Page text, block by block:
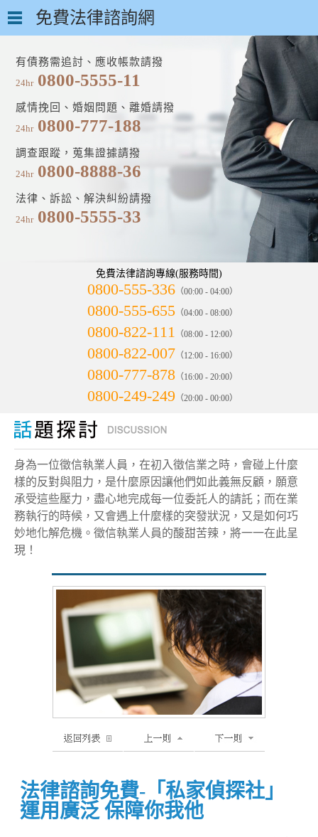
免費法律諮詢網
有債務需追討、應收帳款請撥
24hr 0800-5555-11
感情挽回、婚姻問題、離婚請撥
24hr 0800-777-188
調查跟蹤，蒐集證據請撥
24hr 0800-8888-36
法律、訴訟、解決糾紛請撥
24hr 0800-5555-33
免費法律諮詢專線(服務時間)
0800-555-336 （00:00 - 04:00）
0800-555-655 （04:00 - 08:00）
0800-822-111 （08:00 - 12:00）
0800-822-007 （12:00 - 16:00）
0800-777-878 （16:00 - 20:00）
0800-249-249 （20:00 - 00:00）
身為一位徵信執業人員，在初入徵信業之時，會碰上什麼
樣的反對與阻力，是什麼原因讓他們如此義無反顧，願意
承受這些壓力，盡心地完成每一位委託人的請託；而在業
務執行的時候，又會遇上什麼樣的突發狀況，又是如何巧
妙地化解危機。徵信執業人員的酸甜苦辣，將一一在此呈
現！
法律諮詢免費-「私家偵探社」
運用廣泛 保障你我他